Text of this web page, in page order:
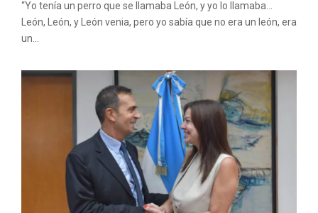
“Yo tenía un perro que se llamaba León, y yo lo llamaba…
León, León, y León venia, pero yo sabía que no era un león, era
un...